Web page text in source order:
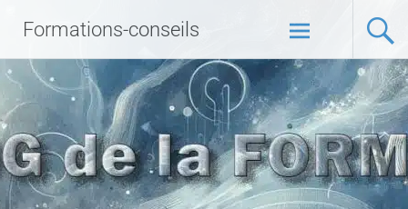
Formations-conseils